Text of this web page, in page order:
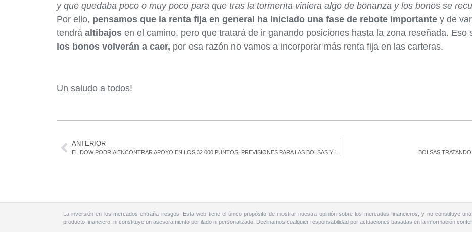
y que quedaba poco o muy poco para que tras la tormenta viniera algo de bonanza y los bonos se
Por ello, pensamos que la renta fija en general ha iniciado una fase de rebote importante y de
tendrá altibajos en el camino, pero que tratará de ir ganando posiciones hasta la zona reseñada. Eso
los bonos volverán a caer, por esa razón no vamos a incorporar más renta fija en las carteras.
Un saludo a todos!
ANTERIOR
BOLSAS
La inversión en los mercados entraña riesgos. Esta web tiene el único propósito de mostrar nuestra opinión sobre los mercados financieros, y no constituye
producto financiero, ni constituye un asesoramiento perfilado ni personalizado. Declinamos cualquier responsabilidad por actuaciones basadas en la información